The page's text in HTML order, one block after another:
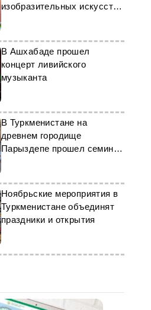
изобразительных искусств
В Ашхабаде прошел
концерт ливийского
музыканта
В Туркменистане на
древнем городище
Парыздепе прошел семинар
под открытым небом
Ноябрьские мероприятия в
Туркменистане объединят
праздники и открытия